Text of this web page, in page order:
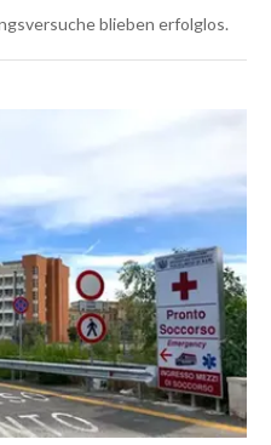
blieben erfolglos.